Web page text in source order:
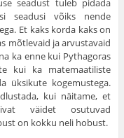
seadust tuleb pidada
seadusi võiks nende
Et kaks korda kaks on
mõtlevaid ja arvustavaid
ka enne kui Pythagoras
kui ka matemaatiliste
üksikute kogemustega.
kui näitame, et
väidet osutuvad
on kokku neli hobust.